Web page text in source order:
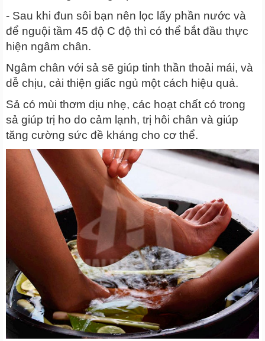
- Sau khi đun sôi bạn nên lọc lấy phần nước và
để nguội tầm 45 độ C độ thì có thể bắt đầu thực
hiện ngâm chân.
Ngâm chân với sả sẽ giúp tinh thần thoải mái, và
dễ chịu, cải thiện giấc ngủ một cách hiệu quả.
Sả có mùi thơm dịu nhẹ, các hoạt chất có trong
sả giúp trị ho do cảm lạnh, trị hôi chân và giúp
tăng cường sức đề kháng cho cơ thể.